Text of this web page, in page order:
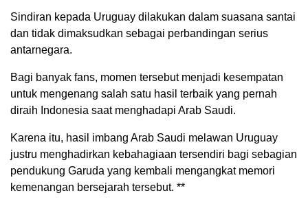
Sindiran kepada Uruguay dilakukan dalam suasana santai
dan tidak dimaksudkan sebagai perbandingan serius
antarnegara.
Bagi banyak fans, momen tersebut menjadi kesempatan
untuk mengenang salah satu hasil terbaik yang pernah
diraih Indonesia saat menghadapi Arab Saudi.
Karena itu, hasil imbang Arab Saudi melawan Uruguay
justru menghadirkan kebahagiaan tersendiri bagi sebagian
pendukung Garuda yang kembali mengangkat memori
kemenangan bersejarah tersebut. **